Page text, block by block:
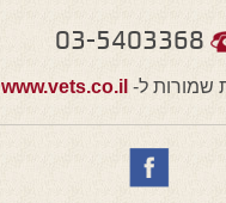
03-5403368
שמורות ל- www.vets.co.il